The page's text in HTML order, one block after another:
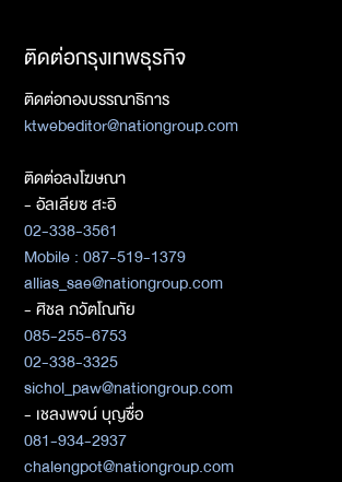
ติดต่อกรุงเทพธุรกิจ
ติดต่อกองบรรณาธิการ
ktwebeditor@nationgroup.com
ติดต่อลงโฆษณา
- อัลเลียซ สะอิ
02-338-3561
Mobile : 087-519-1379
allias_sae@nationgroup.com
- ศิชล ภวัตโณทัย
085-255-6753
02-338-3325
sichol_paw@nationgroup.com
- เชลงพจน์ บุญซื่อ
081-934-2937
chalengpot@nationgroup.com